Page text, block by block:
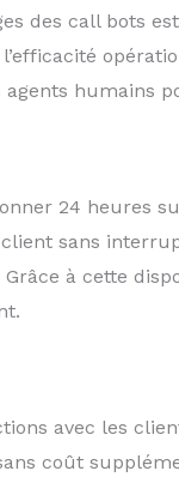
des call bots
humains
24 heures
sans
à cette
avec les
coût